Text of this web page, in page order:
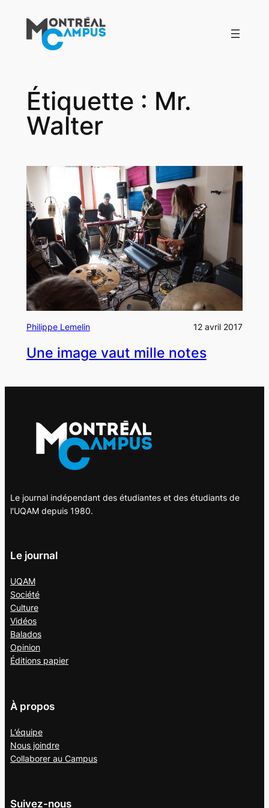
contenu
Étiquette : Mr.
Walter
Philippe Lemelin 12 avril 2017
Une image vaut mille notes
Le journal indépendant des étudiantes et des étudiants de
l'UQAM depuis 1980.
Le journal
UQAM
Société
Culture
Vidéos
Balados
Opinion
Éditions papier
À propos
L’équipe
Nous joindre
Collaborer au Campus
Suivez-nous